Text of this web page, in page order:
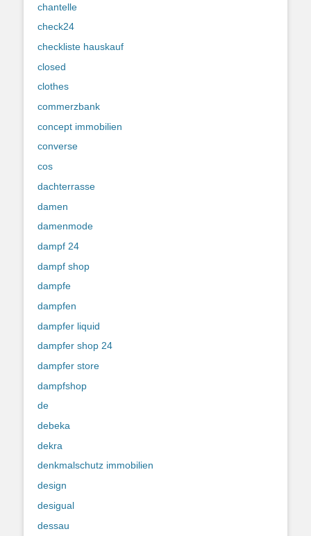
chantelle
check24
checkliste hauskauf
closed
clothes
commerzbank
concept immobilien
converse
cos
dachterrasse
damen
damenmode
dampf 24
dampf shop
dampfe
dampfen
dampfer liquid
dampfer shop 24
dampfer store
dampfshop
de
debeka
dekra
denkmalschutz immobilien
design
desigual
dessau